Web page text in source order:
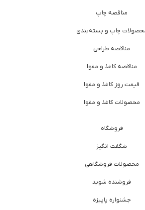
مناقصه چاپ
چاپ و بسته‌بندی
مناقصه طراحی
مناقصه کاغذ و مقوا
قیمت روز کاغذ و مقوا
محصولات کاغذ و مقوا
فروشگاه
شگفت انگیز
محصولات فروشگاهی
فروشنده شوید
جشنواره پاییزه